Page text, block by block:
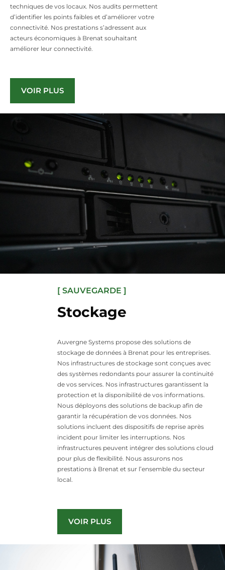
techniques de vos locaux. Nos audits permettent
d’identifier les points faibles et d’améliorer votre
connectivité. Nos prestations s’adressent aux
acteurs économiques à Brenat souhaitant
améliorer leur connectivité.
VOIR PLUS
[ SAUVEGARDE ]
Stockage
Auvergne Systems propose des solutions de
stockage de données à Brenat pour les entreprises.
Nos infrastructures de stockage sont conçues avec
des systèmes redondants pour assurer la continuité
de vos services. Nos infrastructures garantissent la
protection et la disponibilité de vos informations.
Nous déployons des solutions de backup afin de
garantir la récupération de vos données. Nos
solutions incluent des dispositifs de reprise après
incident pour limiter les interruptions. Nos
infrastructures peuvent intégrer des solutions cloud
pour plus de flexibilité. Nous assurons nos
prestations à Brenat et sur l’ensemble du secteur
local.
VOIR PLUS